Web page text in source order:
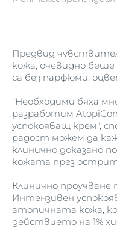
Предвид
кожа, очевидно
са без парфюми,
"Необходими бяха
разработим
успокояващ крем",
радост можем да
клинично доказано
кожата през
Клинично проучване
Интензивен
атопичната кожа,
действието на 1%